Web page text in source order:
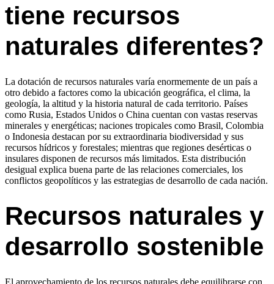
tiene recursos
naturales diferentes?
La dotación de recursos naturales varía enormemente de un país a
otro debido a factores como la ubicación geográfica, el clima, la
geología, la altitud y la historia natural de cada territorio. Países
como Rusia, Estados Unidos o China cuentan con vastas reservas
minerales y energéticas; naciones tropicales como Brasil, Colombia
o Indonesia destacan por su extraordinaria biodiversidad y sus
recursos hídricos y forestales; mientras que regiones desérticas o
insulares disponen de recursos más limitados. Esta distribución
desigual explica buena parte de las relaciones comerciales, los
conflictos geopolíticos y las estrategias de desarrollo de cada nación.
Recursos naturales y
desarrollo sostenible
El aprovechamiento de los recursos naturales debe equilibrarse con